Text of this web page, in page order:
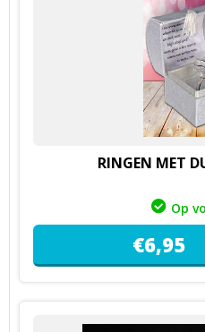
RINGEN MET
Op
€6,95